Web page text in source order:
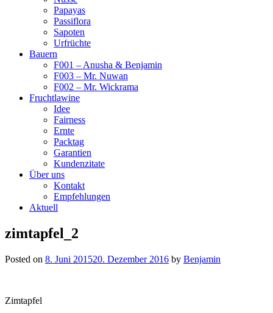
Papayas
Passiflora
Sapoten
Urfrüchte
Bauern
F001 – Anusha & Benjamin
F003 – Mr. Nuwan
F002 – Mr. Wickrama
Fruchtlawine
Idee
Fairness
Ernte
Packtag
Garantien
Kundenzitate
Über uns
Kontakt
Empfehlungen
Aktuell
zimtapfel_2
Posted on 8. Juni 201520. Dezember 2016 by Benjamin
Zimtapfel